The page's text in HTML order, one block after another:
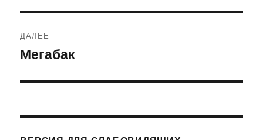
ДАЛЕЕ
Следующая
Мегабак